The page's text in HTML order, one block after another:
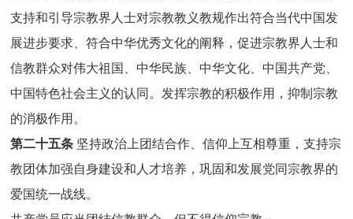
支持和引导宗教界人士对宗教教义教规作出符合当代中国发
展进步要求、符合中华优秀文化的阐释，促进宗教界人士和
信教群众对伟大祖国、中华民族、中华文化、中国共产党、
中国特色社会主义的认同。发挥宗教的积极作用，抑制宗教
的消极作用。
第二十五条 坚持政治上团结合作、信仰上互相尊重，支持宗
教团体加强自身建设和人才培养，巩固和发展党同宗教界的
爱国统一战线。